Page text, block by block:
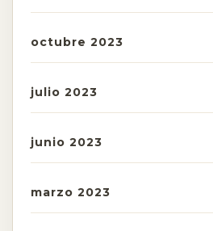
octubre 2023
julio 2023
junio 2023
marzo 2023